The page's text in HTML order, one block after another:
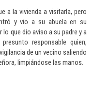
a la vivienda a visitarla, pero
y vio a su abuela en su
que dio aviso a su padre y a
responsable quien,
de un vecino saliendo
limpiándose las manos.